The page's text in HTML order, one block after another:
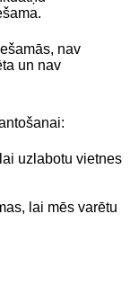
nav
un nav
uzlabotu vietnes
lai mēs varētu
karte